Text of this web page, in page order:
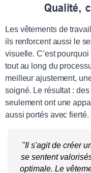
Qualité,
Les vêtements de
ils renforcent aussi le
visuelle. C’est
tout au long du
meilleur ajustement,
soigné. Le résultat :
seulement ont une
aussi portés avec fierté.
"Il s'agit de créer
se sentent
optimale. Le